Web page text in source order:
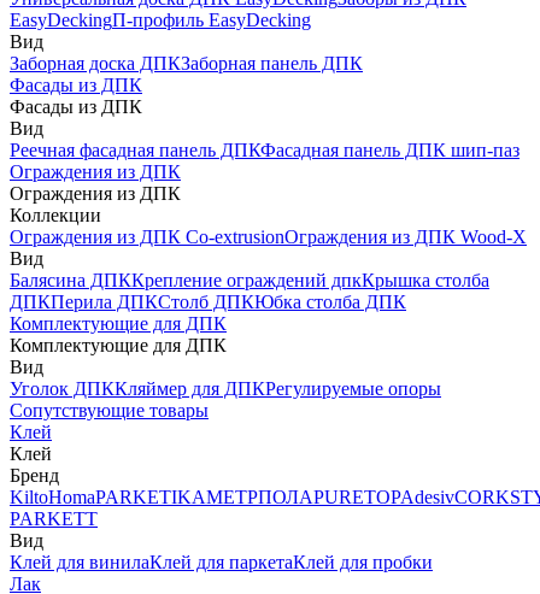
EasyDeckingП-профиль EasyDecking
Вид
Заборная доска ДПКЗаборная панель ДПК
Фасады из ДПК
Фасады из ДПК
Вид
Реечная фасадная панель ДПКФасадная панель ДПК шип-паз
Ограждения из ДПК
Ограждения из ДПК
Коллекции
Ограждения из ДПК Co-extrusionОграждения из ДПК Wood-X
Вид
Балясина ДПККрепление ограждений дпкКрышка столба
ДПКПерила ДПКСтолб ДПКЮбка столба ДПК
Комплектующие для ДПК
Комплектующие для ДПК
Вид
Уголок ДПККляймер для ДПКРегулируемые опоры
Сопутствующие товары
Клей
Клей
Бренд
KiltoHomaPARKETIKAМЕТРПОЛАPURETOPAdesiv
PARKETT
Вид
Клей для винилаКлей для паркетаКлей для пробки
Лак